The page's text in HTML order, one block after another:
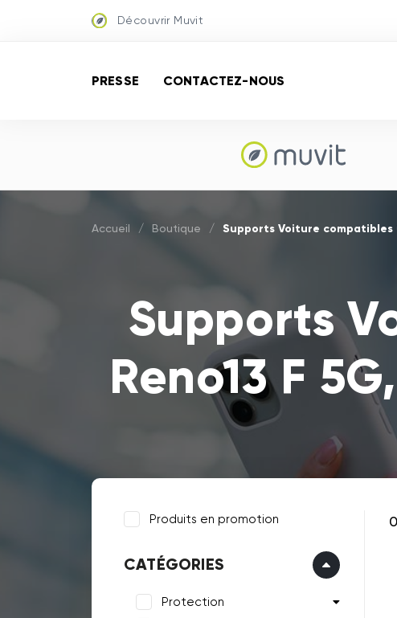
Découvrir Muvit
PRESSE CONTACTEZ-NOUS
Accueil / Boutique / Supports Voiture compatibles
Supports
Reno13 F
Produits en promotion
CATÉGORIES
Protection